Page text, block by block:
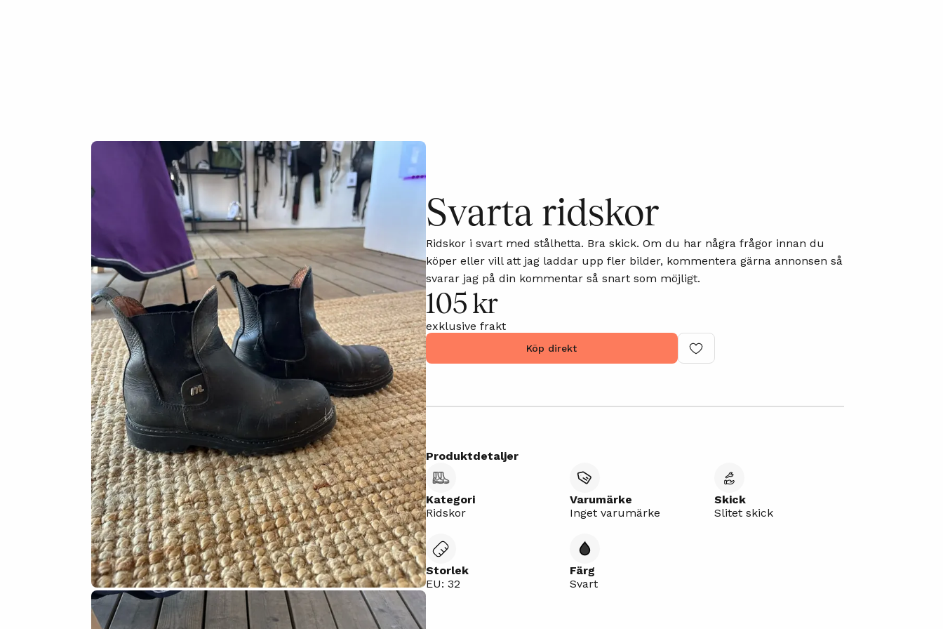
Svarta ridskor
Ridskor i svart med stålhetta. Bra skick. Om du har några frågor innan du
köper eller vill att jag laddar upp fler bilder, kommentera gärna annonsen så
svarar jag på din kommentar så snart som möjligt.
105 kr
exklusive frakt
Köp direkt
Produktdetaljer
Kategori
Ridskor
Varumärke
Inget varumärke
Skick
Slitet skick
Storlek
EU: 32
Färg
Svart